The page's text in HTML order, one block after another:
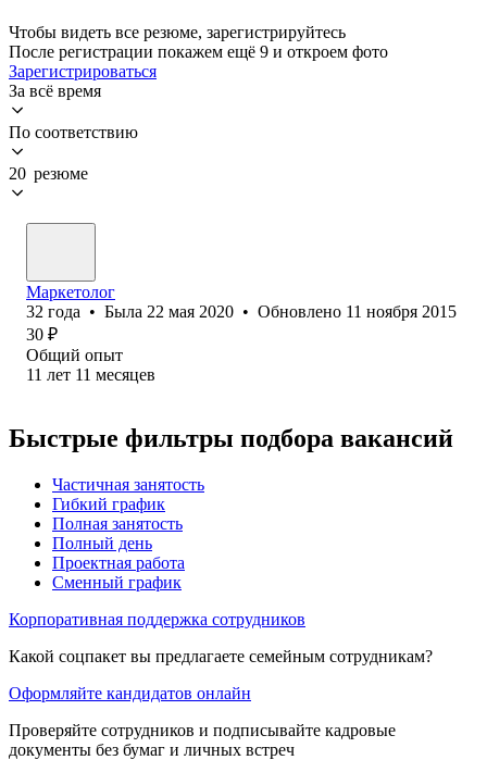
Чтобы видеть все резюме, зарегистрируйтесь
После регистрации покажем ещё 9 и откроем фото
Зарегистрироваться
За всё время
По соответствию
20 резюме
Маркетолог
32 года • Была 22 мая 2020 • Обновлено 11 ноября 2015
30 ₽
Общий опыт
11 лет 11 месяцев
Быстрые фильтры подбора вакансий
Частичная занятость
Гибкий график
Полная занятость
Полный день
Проектная работа
Сменный график
Корпоративная поддержка сотрудников
Какой соцпакет вы предлагаете семейным сотрудникам?
Оформляйте кандидатов онлайн
Проверяйте сотрудников и подписывайте кадровые
документы без бумаг и личных встреч